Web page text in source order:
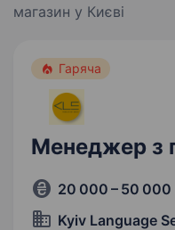
магазин у Києві
Гаряча
Менеджер з
20 000 – 50 000
Kyiv Language